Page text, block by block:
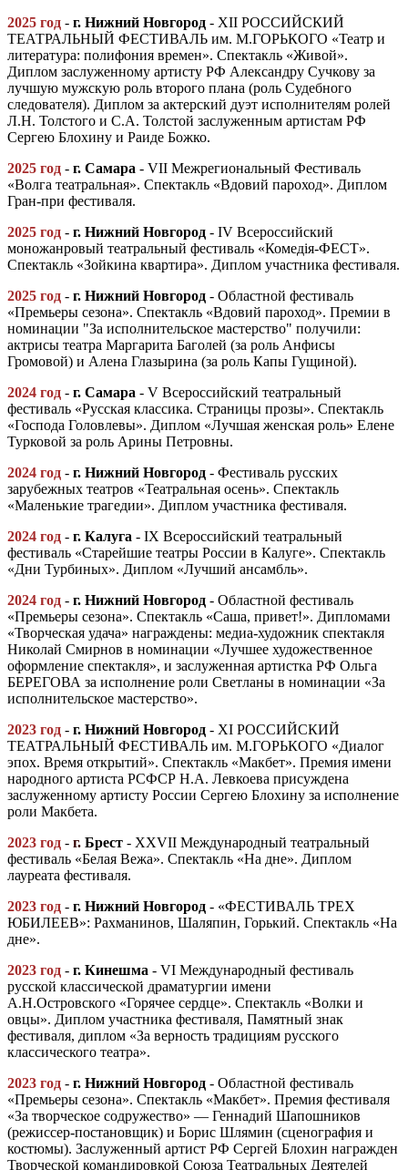
2025 год - г. Нижний Новгород - XII РОССИЙСКИЙ
ТЕАТРАЛЬНЫЙ ФЕСТИВАЛЬ им. М.ГОРЬКОГО «Театр и
литература: полифония времен». Спектакль «Живой».
Диплом заслуженному артисту РФ Александру Сучкову за
лучшую мужскую роль второго плана (роль Судебного
следователя). Диплом за актерский дуэт исполнителям ролей
Л.Н. Толстого и С.А. Толстой заслуженным артистам РФ
Сергею Блохину и Раиде Божко.
2025 год - г. Самара - VII Межрегиональный Фестиваль
«Волга театральная». Спектакль «Вдовий пароход». Диплом
Гран-при фестиваля.
2025 год - г. Нижний Новгород - IV Всероссийский
моножанровый театральный фестиваль «Комедiя-ФЕСТ».
Спектакль «Зойкина квартира». Диплом участника фестиваля.
2025 год - г. Нижний Новгород - Областной фестиваль
«Премьеры сезона». Спектакль «Вдовий пароход». Премии в
номинации "За исполнительское мастерство" получили:
актрисы театра Маргарита Баголей (за роль Анфисы
Громовой) и Алена Глазырина (за роль Капы Гущиной).
2024 год - г. Самара - V Всероссийский театральный
фестиваль «Русская классика. Страницы прозы». Спектакль
«Господа Головлевы». Диплом «Лучшая женская роль» Елене
Турковой за роль Арины Петровны.
2024 год - г. Нижний Новгород - Фестиваль русских
зарубежных театров «Театральная осень». Спектакль
«Маленькие трагедии». Диплом участника фестиваля.
2024 год - г. Калуга - IX Всероссийский театральный
фестиваль «Старейшие театры России в Калуге». Спектакль
«Дни Турбиных». Диплом «Лучший ансамбль».
2024 год - г. Нижний Новгород - Областной фестиваль
«Премьеры сезона». Спектакль «Саша, привет!». Дипломами
«Творческая удача» награждены: медиа-художник спектакля
Николай Смирнов в номинации «Лучшее художественное
оформление спектакля», и заслуженная артистка РФ Ольга
БЕРЕГОВА за исполнение роли Светланы в номинации «За
исполнительское мастерство».
2023 год - г. Нижний Новгород - XI РОССИЙСКИЙ
ТЕАТРАЛЬНЫЙ ФЕСТИВАЛЬ им. М.ГОРЬКОГО «Диалог
эпох. Время открытий». Спектакль «Макбет». Премия имени
народного артиста РСФСР Н.А. Левкоева присуждена
заслуженному артисту России Сергею Блохину за исполнение
роли Макбета.
2023 год - г. Брест - XXVII Международный театральный
фестиваль «Белая Вежа». Спектакль «На дне». Диплом
лауреата фестиваля.
2023 год - г. Нижний Новгород - «ФЕСТИВАЛЬ ТРЕХ
ЮБИЛЕЕВ»: Рахманинов, Шаляпин, Горький. Спектакль «На
дне».
2023 год - г. Кинешма - VI Международный фестиваль
русской классической драматургии имени
А.Н.Островского «Горячее сердце». Спектакль «Волки и
овцы». Диплом участника фестиваля, Памятный знак
фестиваля, диплом «За верность традициям русского
классического театра».
2023 год - г. Нижний Новгород - Областной фестиваль
«Премьеры сезона». Спектакль «Макбет». Премия фестиваля
«За творческое содружество» — Геннадий Шапошников
(режиссер-постановщик) и Борис Шлямин (сценография и
костюмы). Заслуженный артист РФ Сергей Блохин награжден
Творческой командировкой Союза Театральных Деятелей